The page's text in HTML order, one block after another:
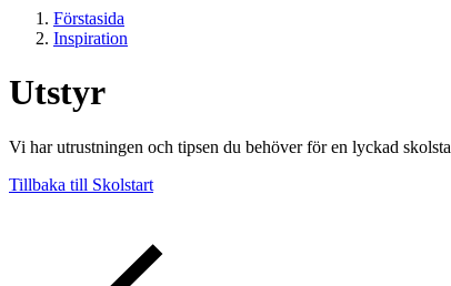
Butiker
Mat och dryck
Förstasida
Inspiration
Utstyr
Vi har utrustningen och tipsen du behöver för en lyckad
Tillbaka till Skolstart